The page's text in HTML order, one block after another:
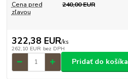
Cena pred
zľavou
240,00 EUR
322,38 EUR/ks
262,10 EUR bez DPH
Pridať do košíka